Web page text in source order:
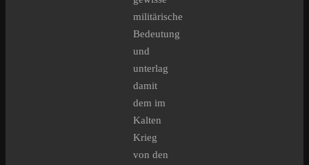
militärische
Bedeutung
und
unterlag
damit
dem im
Kalten
Krieg
von den